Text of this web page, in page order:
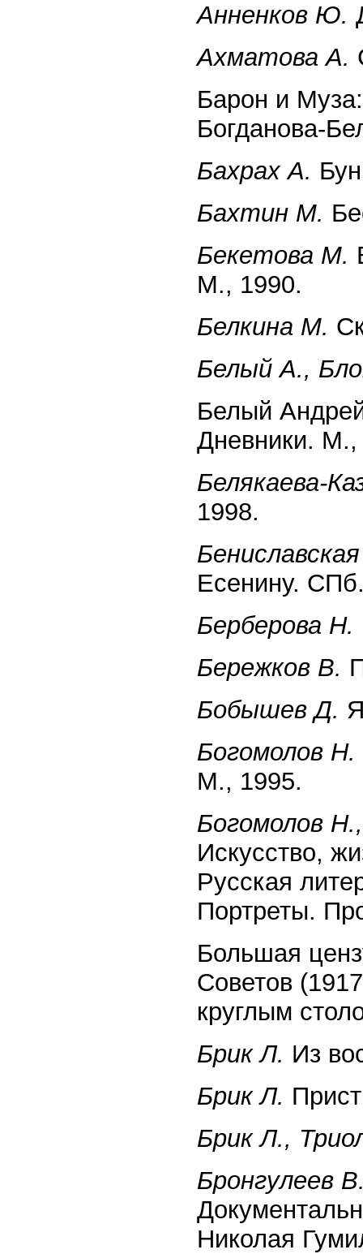
Анненков Ю.
Ахматова А.
Барон и
Богданова-
Бахрах А.
Бахтин М.
Бекетова М.
М., 1990.
Белкина М.
Белый А.,
Белый
Дневники. М.,
Белякаева-
1998.
Есенину.
Берберова Н.
Бережков В.
Бобышев Д.
Богомолов Н.
М., 1995.
Богомолов
Искусство,
Русская
Портреты.
Большая
Советов
круглым
Брик Л. Из
Брик Л.
Брик Л.,
Бронгулеев
Николая